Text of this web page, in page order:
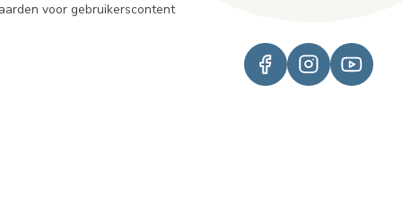
voor gebruikerscontent